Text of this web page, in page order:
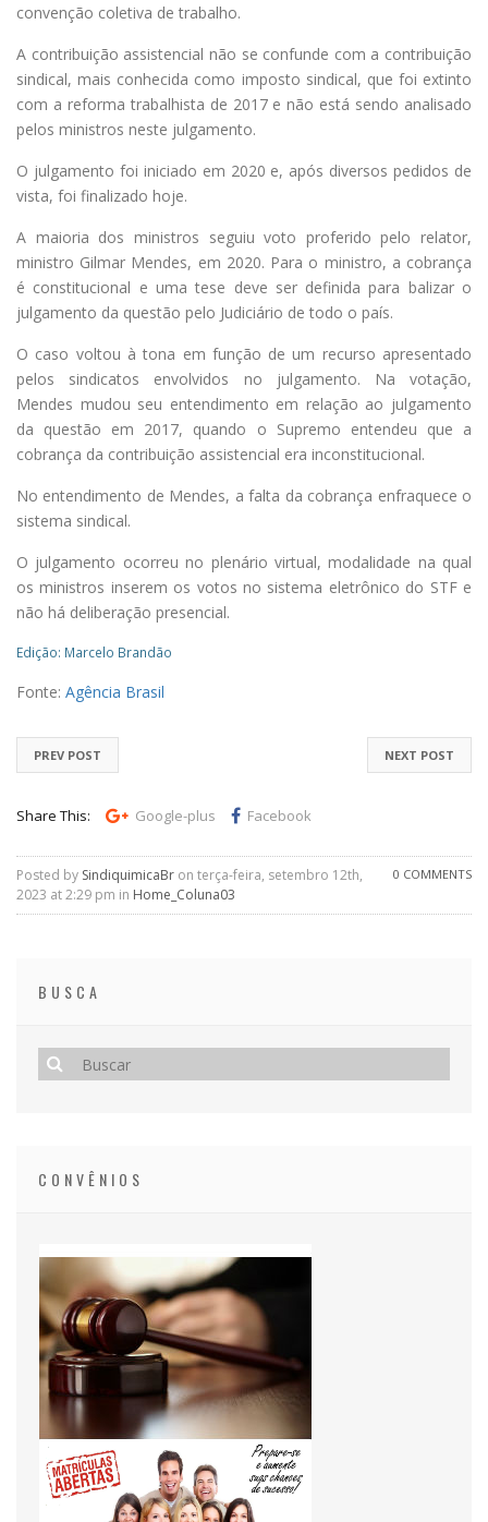
convenção coletiva de trabalho.
A contribuição assistencial não se confunde com a contribuição
sindical, mais conhecida como imposto sindical, que foi extinto
com a reforma trabalhista de 2017 e não está sendo analisado
pelos ministros neste julgamento.
O julgamento foi iniciado em 2020 e, após diversos pedidos de
vista, foi finalizado hoje.
A maioria dos ministros seguiu voto proferido pelo relator,
ministro Gilmar Mendes, em 2020. Para o ministro, a cobrança
é constitucional e uma tese deve ser definida para balizar o
julgamento da questão pelo Judiciário de todo o país.
O caso voltou à tona em função de um recurso apresentado
pelos sindicatos envolvidos no julgamento. Na votação,
Mendes mudou seu entendimento em relação ao julgamento
da questão em 2017, quando o Supremo entendeu que a
cobrança da contribuição assistencial era inconstitucional.
No entendimento de Mendes, a falta da cobrança enfraquece o
sistema sindical.
O julgamento ocorreu no plenário virtual, modalidade na qual
os ministros inserem os votos no sistema eletrônico do STF e
não há deliberação presencial.
Edição: Marcelo Brandão
Fonte: Agência Brasil
NEXT POST
PREV POST
Share This: Google-plus Facebook
0 COMMENTS
Posted by SindiquimicaBr on terça-feira, setembro 12th,
2023 at 2:29 pm in Home_Coluna03
BUSCA
CONVÊNIOS